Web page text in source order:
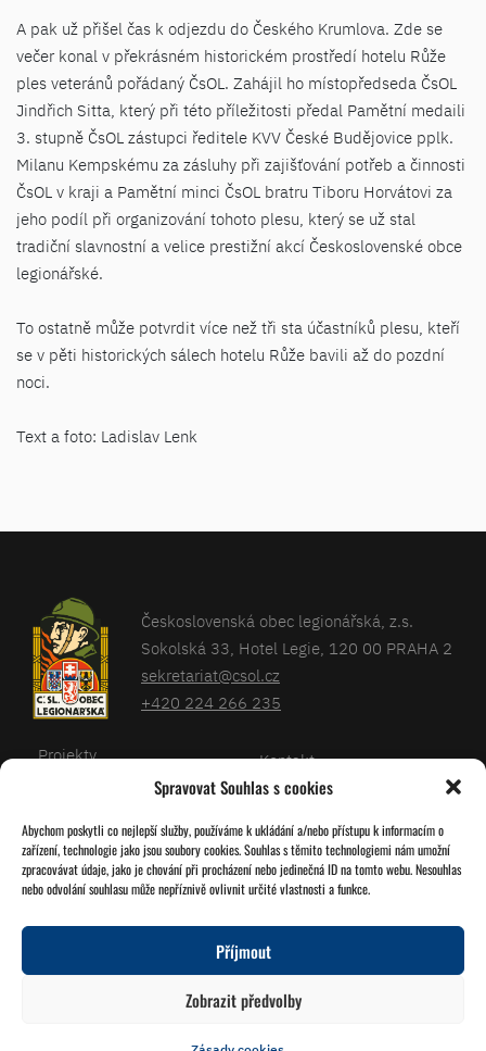
Spravovat Souhlas s cookies
Abychom poskytli co nejlepší služby, používáme k ukládání a/nebo přístupu k informacím o
zařízení, technologie jako jsou soubory cookies. Souhlas s těmito technologiemi nám umožní
zpracovávat údaje, jako je chování při procházení nebo jedinečná ID na tomto webu. Nesouhlas
nebo odvolání souhlasu může nepříznivě ovlivnit určité vlastnosti a funkce.
Příjmout
Zobrazit předvolby
A pak už přišel čas k odjezdu do Českého Krumlova. Zde se
večer konal v překrásném historickém prostředí hotelu Růže
ples veteránů pořádaný ČsOL. Zahájil ho místopředseda ČsOL
Jindřich Sitta, který při této příležitosti předal Pamětní medaili
3. stupně ČsOL zástupci ředitele KVV České Budějovice pplk.
Milanu Kempskému za zásluhy při zajišťování potřeb a činnosti
ČsOL v kraji a Pamětní minci ČsOL bratru Tiboru Horvátovi za
jeho podíl při organizování tohoto plesu, který se už stal
tradiční slavnostní a velice prestižní akcí Československé obce
legionářské.
To ostatně může potvrdit více než tři sta účastníků plesu, kteří
se v pěti historických sálech hotelu Růže bavili až do pozdní
noci.
Text a foto: Ladislav Lenk
Československá obec legionářská, z.s.
Sokolská 33, Hotel Legie, 120 00 PRAHA 2
sekretariat@csol.cz
+420 224 266 235
Sledujte nás!
Projekty
Kalendář
O nás
Kontakt
Databáze legionářů
Pro členy
Zásady cookies